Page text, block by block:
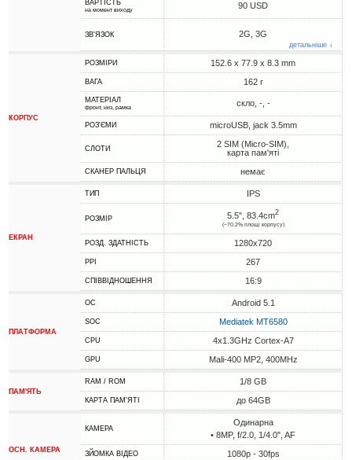
ВАРТІСТЬ
на момент виходу 90 USD
ЗВ'ЯЗОК 2G, 3G
детальніше ↓
КОРПУС
РОЗМІРИ 152.6 x 77.9 x 8.3 mm
ВАГА 162 г
МАТЕРІАЛ
фронт, низ, рамка скло, -, -
РОЗ'ЄМИ microUSB, jack 3.5mm
СЛОТИ
2 SIM (Micro-SIM),
карта пам'яті
СКАНЕР ПАЛЬЦЯ немає
ЕКРАН
ТИП IPS
РОЗМІР 5.5", 83.4cm2
(~70.2% площі корпусу)
РОЗД. ЗДАТНІСТЬ 1280x720
PPI 267
СПІВВІДНОШЕННЯ 16:9
ПЛАТФОРМА
ОС Android 5.1
SOC Mediatek MT6580
CPU 4x1.3GHz Cortex-A7
GPU Mali-400 MP2, 400MHz
ПАМ'ЯТЬ
RAM / ROM 1/8 GB
КАРТА ПАМ'ЯТІ до 64GB
ОСН. КАМЕРА
КАМЕРА
Одинарна
• 8MP, f/2.0, 1/4.0", AF
ЗЙОМКА ВІДЕО 1080p - 30fps